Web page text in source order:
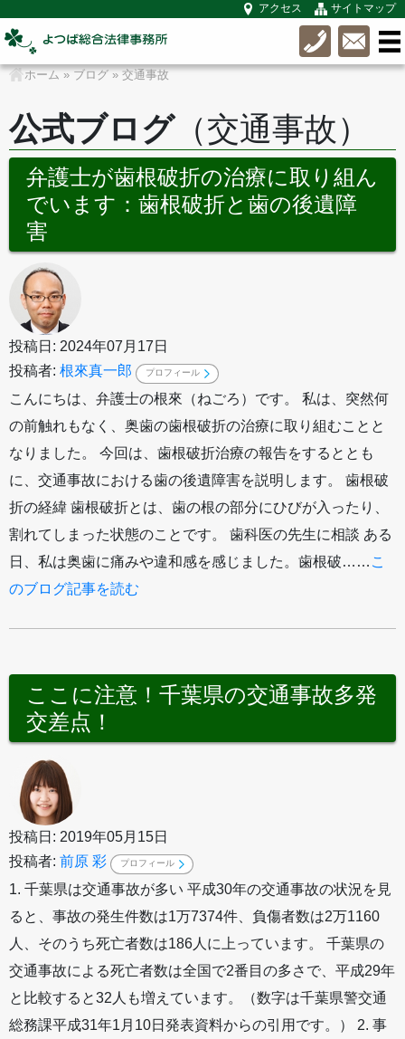
アクセス サイトマップ
ホーム » ブログ» 交通事故
公式ブログ（交通事故）
弁護士が歯根破折の治療に取り組ん
でいます：歯根破折と歯の後遺障
害
投稿日: 2024年07月17日
投稿者: 根來真一郎 プロフィール
こんにちは、弁護士の根來（ねごろ）です。 私は、突然何
の前触れもなく、奥歯の歯根破折の治療に取り組むことと
なりました。 今回は、歯根破折治療の報告をするととも
に、交通事故における歯の後遺障害を説明します。 歯根破
折の経緯 歯根破折とは、歯の根の部分にひびが入ったり、
割れてしまった状態のことです。 歯科医の先生に相談 ある
日、私は奥歯に痛みや違和感を感じました。歯根破…… こ
のブログ記事を読む
ここに注意！千葉県の交通事故多発
交差点！
投稿日: 2019年05月15日
投稿者: 前原 彩 プロフィール
1. 千葉県は交通事故が多い 平成30年の交通事故の状況を見
ると、事故の発生件数は1万7374件、負傷者数は2万1160
人、そのうち死亡者数は186人に上っています。 千葉県の
交通事故による死亡者数は全国で2番目の多さで、平成29年
と比較すると32人も増えています。（数字は千葉県警交通
総務課平成31年1月10日発表資料からの引用です。） 2. 事